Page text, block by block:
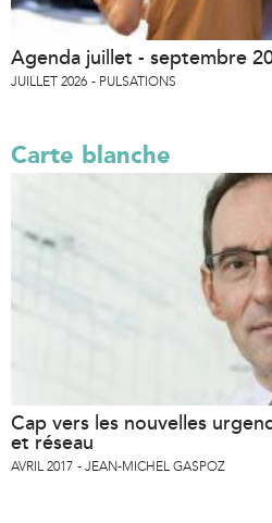
Agenda juillet - septembre
JUILLET 2026 PULSATIONS
Carte blanche
Cap vers les nouvelles
et réseau
AVRIL 2017 JEAN-MICHEL GASPOZ